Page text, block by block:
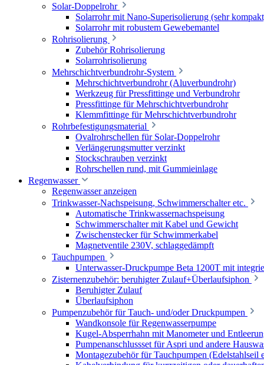
Solar-Doppelrohr
Solarrohr mit Nano-Superisolierung (sehr
Solarrohr mit robustem Gewebemantel
Rohrisolierung
Zubehör Rohrisolierung
Solarrohrisolierung
Mehrschichtverbundrohr-System
Mehrschichtverbundrohr (Aluverbundrohr)
Werkzeug für Pressfittinge und Verbundrohr
Pressfittinge für Mehrschichtverbundrohr
Klemmfittinge für Mehrschichtverbundrohr
Rohrbefestigungsmaterial
Ovalrohrschellen für Solar-Doppelrohr
Verlängerungsmutter verzinkt
Stockschrauben verzinkt
Rohrschellen rund, mit Gummieinlage
Regenwasser
Regenwasser anzeigen
Trinkwasser-Nachspeisung, Schwimmerschalter etc.
Automatische Trinkwassernachspeisung
Schwimmerschalter mit Kabel und Gewicht
Zwischenstecker für Schwimmerkabel
Magnetventile 230V, schlaggedämpft
Tauchpumpen
Unterwasser-Druckpumpe Beta 1200T mit
Zisternenzubehör: beruhigter Zulauf+Überlaufsiphon
Beruhigter Zulauf
Überlaufsiphon
Pumpenzubehör für Tauch- und/oder Druckpumpen
Wandkonsole für Regenwasserpumpe
Kugel-Absperrhahn mit Manometer und
Pumpenanschlussset für Aspri und andere
Montagezubehör für Tauchpumpen (Edelstahlseil